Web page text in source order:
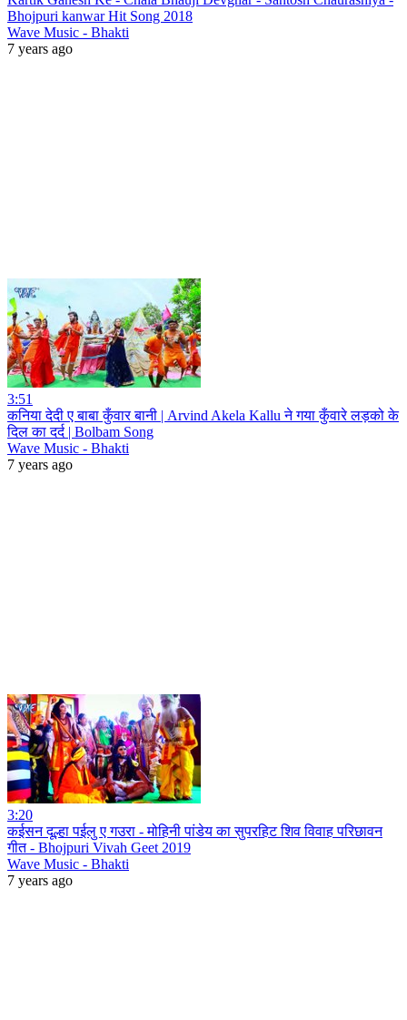
Bhojpuri kanwar Hit Song 2018
Wave Music - Bhakti
7 years ago
3:51
कनिया देदी ए बाबा कुँवार बानी | Arvind Akela Kallu ने गया कुँवारे लड़को के
दिल का दर्द | Bolbam Song
Wave Music - Bhakti
7 years ago
3:20
कईसन दूल्हा पईलु ए गउरा - मोहिनी पांडेय का सुपरहिट शिव विवाह परिछावन
गीत - Bhojpuri Vivah Geet 2019
Wave Music - Bhakti
7 years ago